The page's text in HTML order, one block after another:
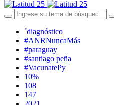
´diagnóstico
#ANRNuncaMás
#paraguay
#santiago peña
#VacunatePy
10%
108
147